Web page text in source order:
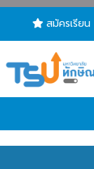
สมัครเรียน